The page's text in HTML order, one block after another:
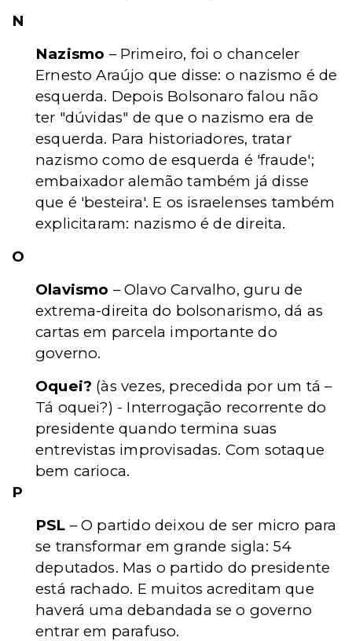
N
Nazismo – Primeiro, foi o chanceler
Ernesto Araújo que disse: o nazismo é de
esquerda. Depois Bolsonaro falou não
ter "dúvidas" de que o nazismo era de
esquerda. Para historiadores, tratar
nazismo como de esquerda é 'fraude';
embaixador alemão também já disse
que é 'besteira'. E os israelenses também
explicitaram: nazismo é de direita.
O
Olavismo – Olavo Carvalho, guru de
extrema-direita do bolsonarismo, dá as
cartas em parcela importante do
governo.
Oquei? (às vezes, precedida por um tá –
Tá oquei?) - Interrogação recorrente do
presidente quando termina suas
entrevistas improvisadas. Com sotaque
bem carioca.
P
PSL – O partido deixou de ser micro para
se transformar em grande sigla: 54
deputados. Mas o partido do presidente
está rachado. E muitos acreditam que
haverá uma debandada se o governo
entrar em parafuso.